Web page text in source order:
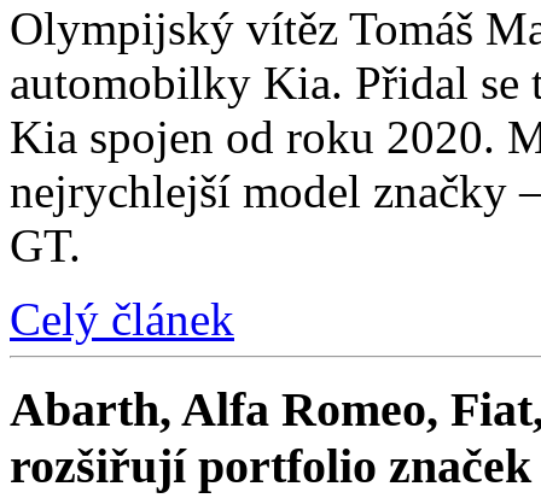
Olympijský vítěz Tomáš
automobilky Kia. Přidal se
Kia spojen od roku 2020.
nejrychlejší model značky
GT.
Celý článek
Abarth, Alfa Romeo,
rozšiřují portfolio